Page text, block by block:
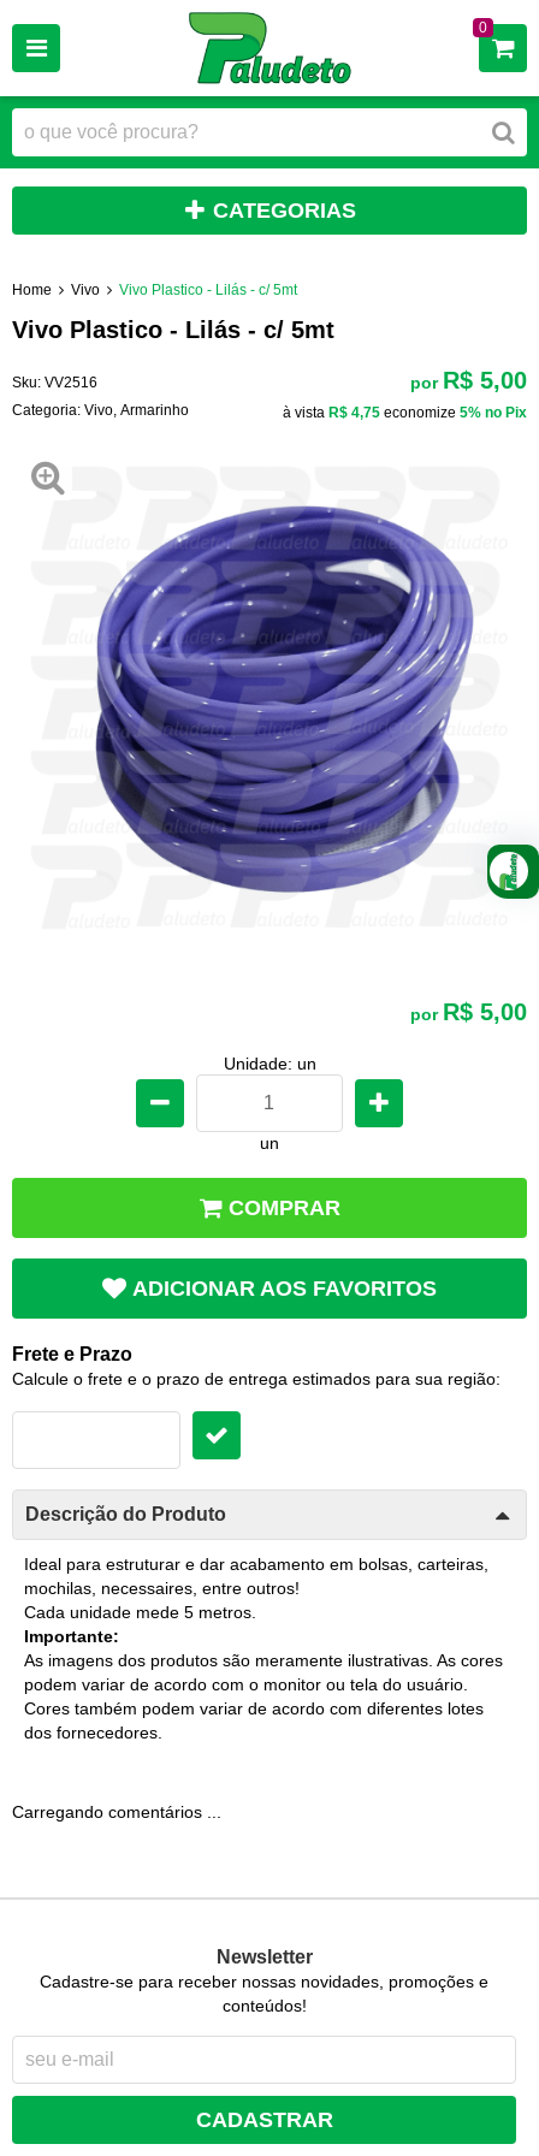
0
CATEGORIAS
Home Vivo Vivo Plastico - Lilás - c/ 5mt
Vivo Plastico - Lilás - c/ 5mt
Sku: VV2516
Categoria: Vivo Armarinho
por R$ 5,00
à vista R$ 4,75 economize 5% no Pix
por R$ 5,00
Unidade: un
un
COMPRAR
ADICIONAR AOS FAVORITOS
Frete e Prazo
Calcule o frete e o prazo de entrega estimados para sua região:
Descrição do Produto
Ideal para estruturar e dar acabamento em bolsas, carteiras,
mochilas, necessaires, entre outros!
Cada unidade mede 5 metros.
Importante:
As imagens dos produtos são meramente ilustrativas. As cores
podem variar de acordo com o monitor ou tela do usuário.
Cores também podem variar de acordo com diferentes lotes
dos fornecedores.
Carregando comentários ...
Newsletter
Cadastre-se para receber nossas novidades, promoções e
conteúdos!
CADASTRAR